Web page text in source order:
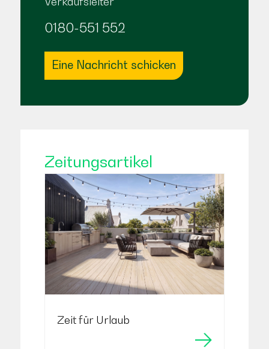
0180-551 552
Eine Nachricht schicken
Zeitungsartikel
Zeit für Urlaub